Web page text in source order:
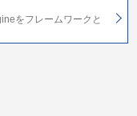
をフレームワークと